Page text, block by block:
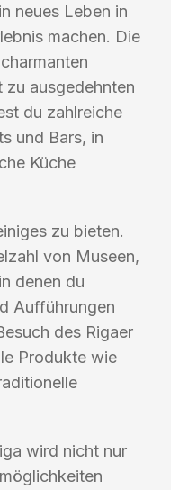
neues Leben in
machen. Die
ausgedehnten
du zahlreiche
und Bars, in
Küche
zu bieten.
von Museen,
denen du
Aufführungen
des Rigaer
Produkte wie
wird nicht nur